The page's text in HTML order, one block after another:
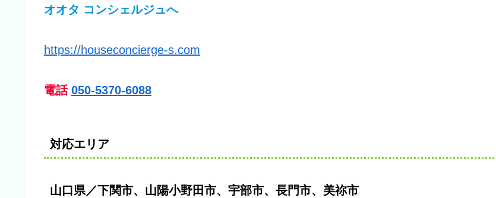
オオタ コンシェルジュへ
https://houseconcierge-s.com
電話 050-5370-6088
対応エリア
山口県／下関市、山陽小野田市、宇部市、長門市、美祢市